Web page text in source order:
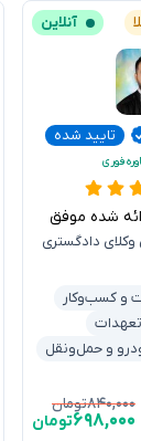
آنلاین
تایید شده
فوری
شده موفق
دادگستری
و کسب‌وکار
تعهدات
و حمل‌ونقل
۸۴۰,۰۰۰تومان
۶۹۸,۰۰۰تومان